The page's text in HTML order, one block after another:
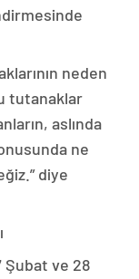
neden
tutanaklar
aslında
ne
diye
Şubat ve 28